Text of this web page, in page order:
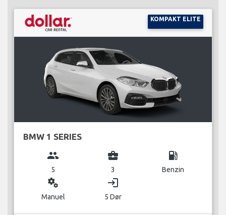
KOMPAKT ELITE
BMW 1 SERIES
group
5
business_center
3
local_gas_station
Benzin
miscellaneous_services
Manuel
login
5 Dør